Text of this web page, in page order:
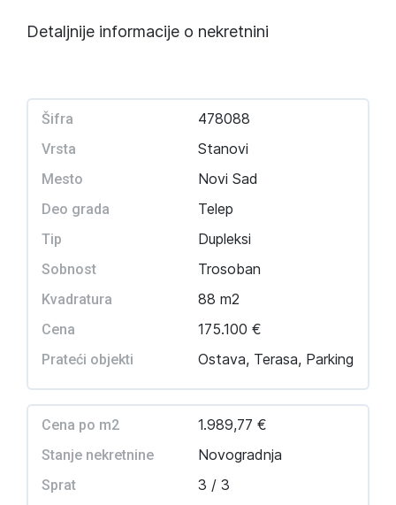
Detaljnije informacije o nekretnini
Šifra 478088
Vrsta Stanovi
Mesto Novi Sad
Deo grada Telep
Tip Dupleksi
Sobnost Trosoban
Kvadratura 88 m2
Cena 175.100 €
Prateći objekti Ostava, Terasa, Parking
Cena po m2 1.989,77 €
Stanje nekretnine Novogradnja
Sprat 3 / 3